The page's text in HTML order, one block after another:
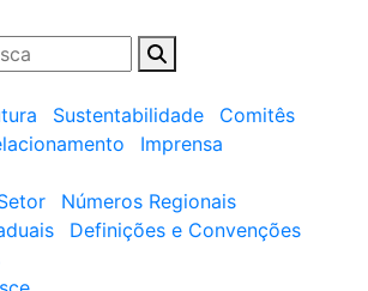
Sustentabilidade
Comitês
Imprensa
Números Regionais
Definições e Convenções